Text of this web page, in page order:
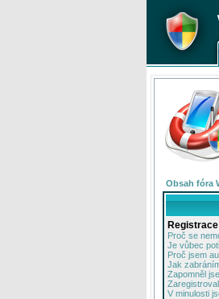
Obsah fóra
Proč se
Je vůbec
Proč jsem
Jak
Zapomněl
V minulosti